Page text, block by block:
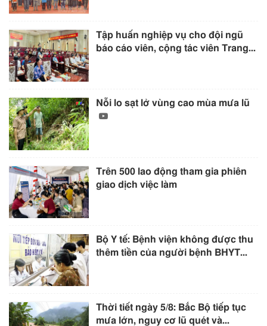
Tập huấn nghiệp vụ cho đội ngũ
báo cáo viên, cộng tác viên Trang...
Nỗi lo sạt lở vùng cao mùa mưa lũ
Trên 500 lao động tham gia phiên
giao dịch việc làm
Bộ Y tế: Bệnh viện không được thu
thêm tiền của người bệnh BHYT...
Thời tiết ngày 5/8: Bắc Bộ tiếp tục
mưa lớn, nguy cơ lũ quét và...